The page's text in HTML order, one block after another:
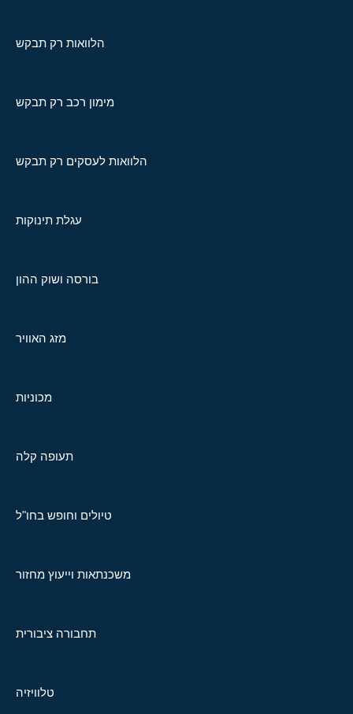
הלוואות רק תבקש
מימון רכב רק תבקש
הלוואות לעסקים רק תבקש
עגלת תינוקות
בורסה ושוק ההון
מזג האוויר
מכוניות
תעופה קלה
טיולים וחופש בחו"ל
משכנתאות וייעוץ מחזור
תחבורה ציבורית
טלוויזיה